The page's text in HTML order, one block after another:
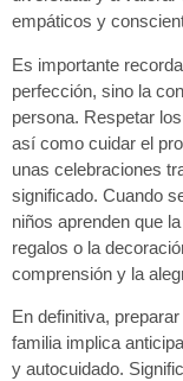
empáticos y
Es importante
perfección, sino la
persona. Respetar
así como cuidar el
unas celebraciones
significado. Cuando
niños aprenden que
regalos o la
comprensión y la
En definitiva,
familia implica
y autocuidado.